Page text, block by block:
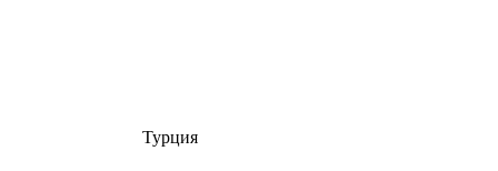
Турция